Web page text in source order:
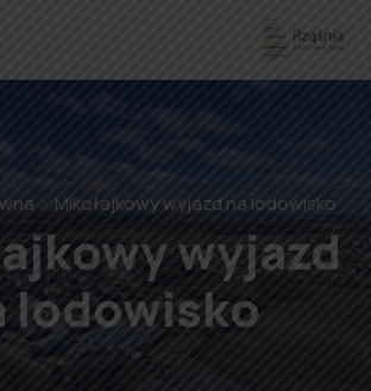
Mikołajkowy wyjazd na lodowisko
wyjazd
lodowisko